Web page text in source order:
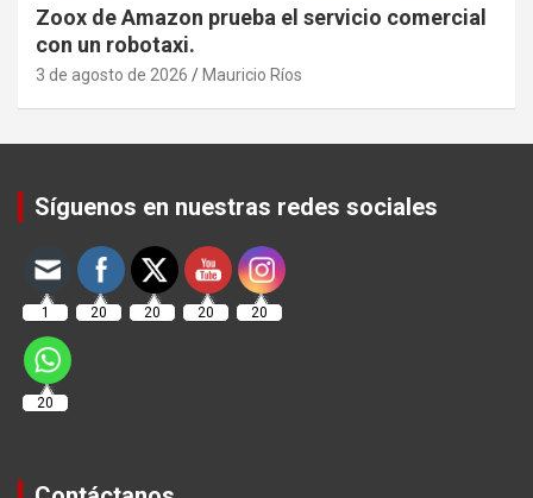
Zoox de Amazon prueba el servicio comercial
con un robotaxi.
3 de agosto de 2026 Mauricio Ríos
Síguenos en nuestras redes sociales
1 20 20 20 20
20